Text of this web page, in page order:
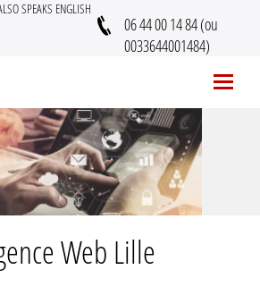
SPEAKS ENGLISH
06 44 00 14 84 (ou
0033644001484)
Web Lille